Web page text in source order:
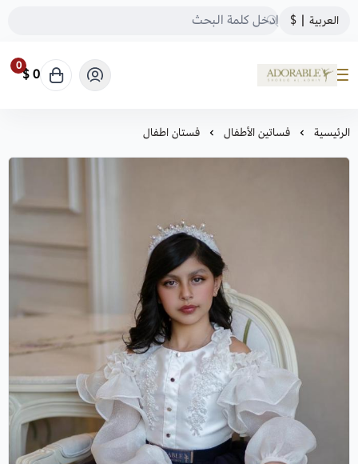
العربية |
$
ADORABLE
0 0 $
الرئيسية فساتين الأطفال فستان اطفال